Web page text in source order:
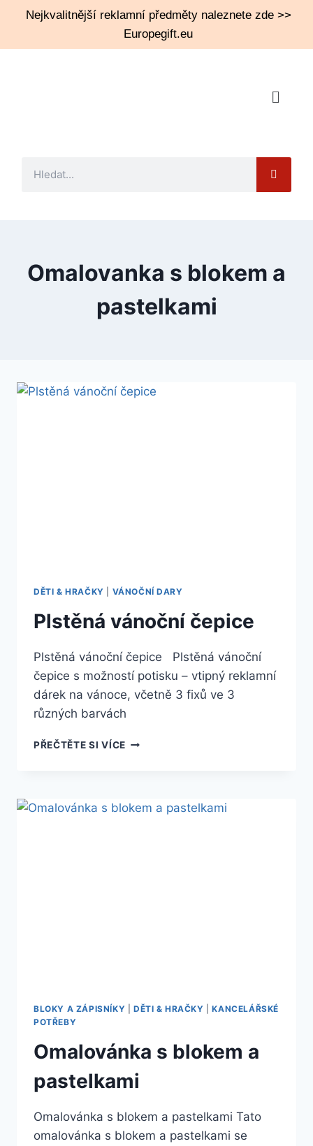
Nejkvalitnější reklamní předměty naleznete zde >>
Europegift.eu
Omalovanka s blokem a
pastelkami
DĚTI & HRAČKY VÁNOČNÍ DARY
Plstěná vánoční čepice
Plstěná vánoční čepice Plstěná vánoční
čepice s možností potisku – vtipný reklamní
dárek na vánoce, včetně 3 fixů ve 3
různých barvách
PŘEČTĚTE SI VÍCE
BLOKY A ZÁPISNÍKY DĚTI & HRAČKY |KANCELÁŘSKÉ
POTŘEBY
Omalovánka s blokem a
pastelkami
Omalovánka s blokem a pastelkami Tato
omalovánka s blokem a pastelkami se